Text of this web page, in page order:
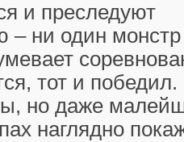
и преследуют
ни один монстр
тот и
но даже
наглядно